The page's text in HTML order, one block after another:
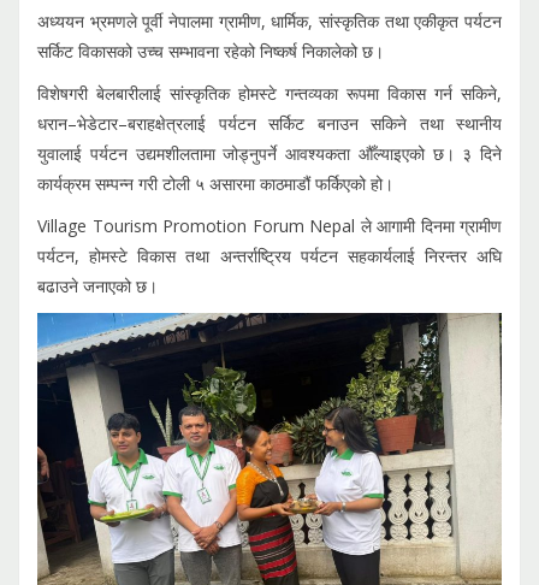
अध्ययन भ्रमणले पूर्वी नेपालमा ग्रामीण, धार्मिक, सांस्कृतिक तथा एकीकृत पर्यटन
सर्किट विकासको उच्च सम्भावना रहेको निष्कर्ष निकालेको छ।
विशेषगरी बेलबारीलाई सांस्कृतिक होमस्टे गन्तव्यका रूपमा विकास गर्न सकिने,
धरान–भेडेटार–बराहक्षेत्रलाई पर्यटन सर्किट बनाउन सकिने तथा स्थानीय
युवालाई पर्यटन उद्यमशीलतामा जोड्नुपर्ने आवश्यकता औँल्याइएको छ। ३ दिने
कार्यक्रम सम्पन्न गरी टोली ५ असारमा काठमाडौं फर्किएको हो।
Village Tourism Promotion Forum Nepal ले आगामी दिनमा ग्रामीण
पर्यटन, होमस्टे विकास तथा अन्तर्राष्ट्रिय पर्यटन सहकार्यलाई निरन्तर अघि
बढाउने जनाएको छ।